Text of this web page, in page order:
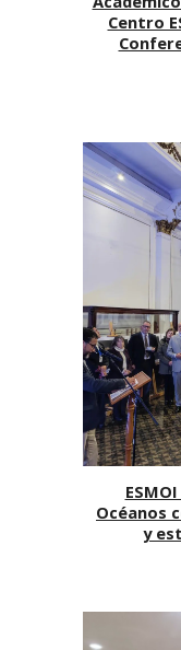
Centro
Océanos
y